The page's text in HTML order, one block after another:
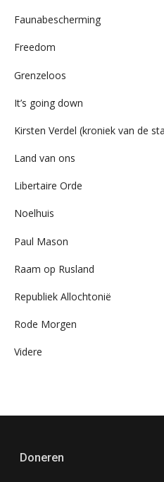
Faunabescherming
Freedom
Grenzeloos
It’s going down
Kirsten Verdel (kroniek van de
Land van ons
Libertaire Orde
Noelhuis
Paul Mason
Raam op Rusland
Republiek Allochtonië
Rode Morgen
Videre
Doneren